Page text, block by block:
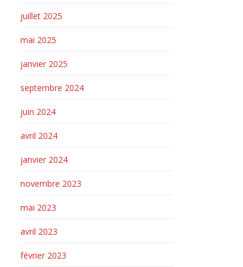
juillet 2025
mai 2025
janvier 2025
septembre 2024
juin 2024
avril 2024
janvier 2024
novembre 2023
mai 2023
avril 2023
février 2023